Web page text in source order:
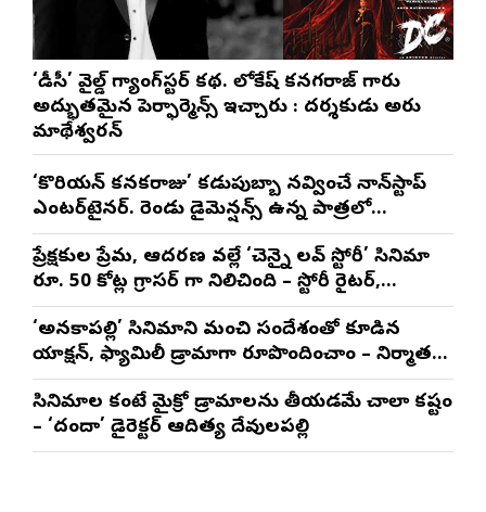
‘డీసీ’ వైల్డ్ గ్యాంగ్‌స్టర్ కథ. లోకేష్ కనగరాజ్ గారు
అద్భుతమైన పెర్ఫార్మెన్స్ ఇచ్చారు : దర్శకుడు అరుణ్
మాథేశ్వరన్
‘కొరియన్ కనకరాజు’ కడుపుబ్బా నవ్వించే నాన్‌స్టాప్
ఎంటర్‌టైనర్. రెండు డైమెన్షన్స్ ఉన్న పాత్రలో
నటించడం చాలా సంతృప్తినిచ్చింది : వరుణ్ తేజ్
ప్రేక్షకుల ప్రేమ, ఆదరణ వల్లే ‘చెన్నై లవ్ స్టోరీ’ సినిమా
రూ. 50 కోట్ల గ్రాసర్ గా నిలిచింది – స్టోరీ రైటర్,
ప్రొడ్యూసర్ సాయి రాజేష్
‘అనకాపల్లి’ సినిమాని మంచి సందేశంతో కూడిన
యాక్షన్, ఫ్యామిలీ డ్రామాగా రూపొందించాం – నిర్మాతలు
త్రినాథరావు నక్కిన, కాండ్రేగుల నాయుడు
సినిమాల కంటే మైక్రో డ్రామాలను తీయడమే చాలా కష్టం
– ‘దందా’ డైరెక్ట‌ర్ ఆదిత్య దేవులపల్లి